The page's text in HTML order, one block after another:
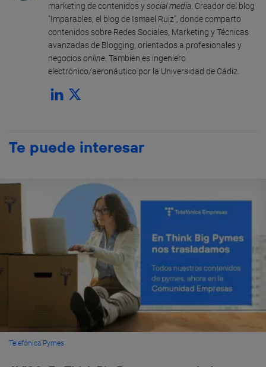
marketing de contenidos ysocial media . Creador del blog
"Imparables, el blog de Ismael Ruiz", donde comparto
contenidos sobre Redes Sociales, Marketing y Técnicas
avanzadas de Blogging, orientados a profesionales y
negociosonline . También es ingeniero
electrónico/aeronáutico por la Universidad de Cádiz.
Te puede interesar
Telefónica Pymes